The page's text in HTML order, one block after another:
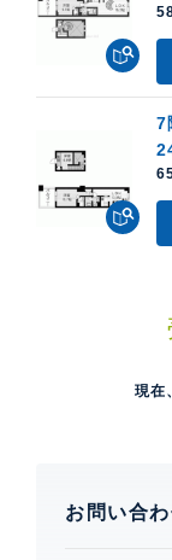
7
現在
お問い合